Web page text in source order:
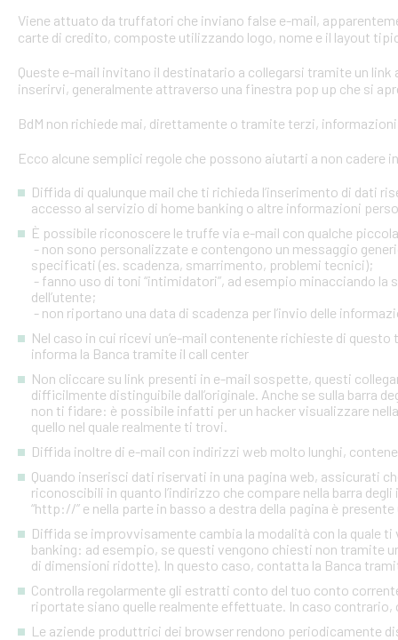
Viene attuato da truffatori che inviano false e-mail,
carte di credito, composte utilizzando logo, nome e il layout
Queste e-mail invitano il destinatario a collegarsi tramite un
inserirvi, generalmente attraverso una finestra pop up che si
BdM non richiede mai, direttamente o tramite terzi,
Ecco alcune semplici regole che possono aiutarti a non cadere
Diffida di qualunque mail che ti richieda l’inserimento di dati
accesso al servizio di home banking o altre informazioni
È possibile riconoscere le truffe via e-mail con qualche
- non sono personalizzate e contengono un messaggio
specificati (es. scadenza, smarrimento, problemi tecnici);
- fanno uso di toni “intimidatori”, ad esempio minacciando
dell’utente;
- non riportano una data di scadenza per l’invio delle
Nel caso in cui ricevi un’e-mail contenente richieste di
informa la Banca tramite il call center
Non cliccare su link presenti in e-mail sospette, questi
difficilmente distinguibile dall’originale. Anche se sulla barra
non ti fidare: è possibile infatti per un hacker visualizzare
quello nel quale realmente ti trovi.
Diffida inoltre di e-mail con indirizzi web molto lunghi,
Quando inserisci dati riservati in una pagina web, assicurati
riconoscibili in quanto l’indirizzo che compare nella barra
“http://” e nella parte in basso a destra della pagina è
Diffida se improvvisamente cambia la modalità con la quale
banking: ad esempio, se questi vengono chiesti non tramite
di dimensioni ridotte). In questo caso, contatta la Banca
Controlla regolarmente gli estratti conto del tuo conto
riportate siano quelle realmente effettuate. In caso
Le aziende produttrici dei browser rendono periodicamente